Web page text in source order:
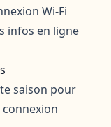
Wi-Fi
infos en ligne
saison pour